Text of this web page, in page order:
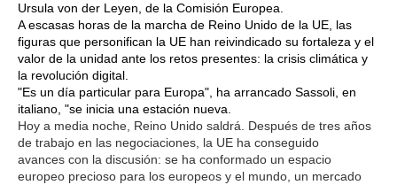
Ursula von der Leyen, de la Comisión Europea.
A escasas horas de la marcha de Reino Unido de la UE, las
figuras que personifican la UE han reivindicado su fortaleza y el
valor de la unidad ante los retos presentes: la crisis climática y
la revolución digital.
"Es un día particular para Europa", ha arrancado Sassoli, en
italiano, "se inicia una estación nueva.
Hoy a media noche, Reino Unido saldrá. Después de tres años
de trabajo en las negociaciones, la UE ha conseguido
avances con la discusión: se ha conformado un espacio
europeo precioso para los europeos y el mundo, un mercado